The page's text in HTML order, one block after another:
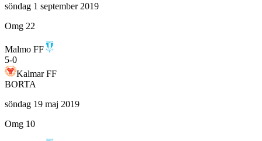
söndag 1 september 2019
Omg 22
Malmo FF
5-0
Kalmar FF
BORTA
söndag 19 maj 2019
Omg 10